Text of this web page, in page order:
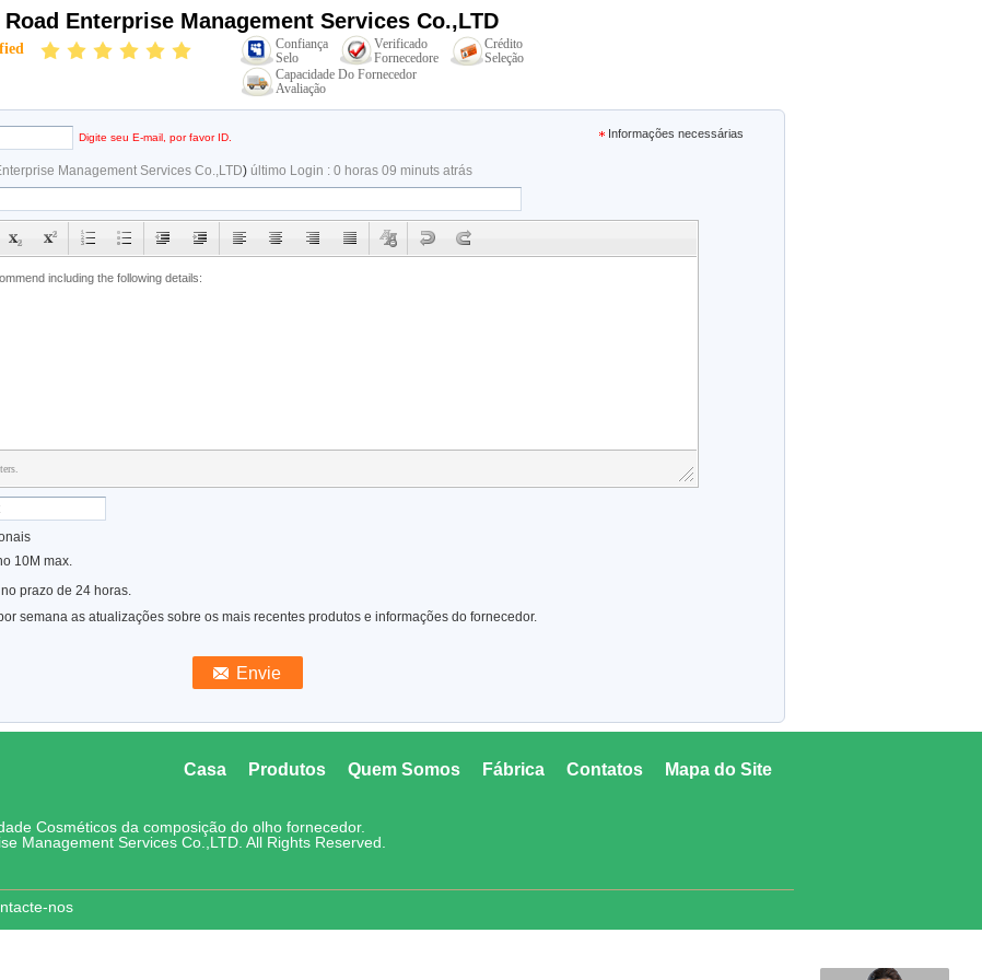
Enterprise Management Services Co.,LTD
Confiança
Selo
Verificado
Fornecedore
Crédito
Seleção
Capacidade Do Fornecedor
Avaliação
Digite seu E-mail, por favor ID. Informações necessárias
Management Services Co.,LTD) último Login : 0 horas 09 minuts atrás
10M max.
prazo de 24 horas.
semana as atualizações sobre os mais recentes produtos e informações do fornecedor.
Mapa do Site
Contatos
Fábrica
Quem Somos
Produtos
Casa
Cosméticos da composição do olho fornecedor.
Management Services Co.,LTD. All Rights Reserved.
nos